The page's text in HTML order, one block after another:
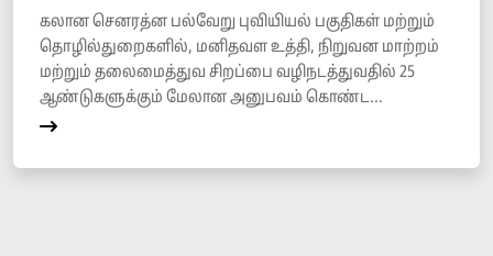
கலான செனரத்ன பல்வேறு புவியியல் பகுதிகள் மற்றும்
தொழில்துறைகளில், மனிதவள உத்தி, நிறுவன மாற்றம்
மற்றும் தலைமைத்துவ சிறப்பை வழிநடத்துவதில் 25
ஆண்டுகளுக்கும் மேலான அனுபவம் கொண்ட...